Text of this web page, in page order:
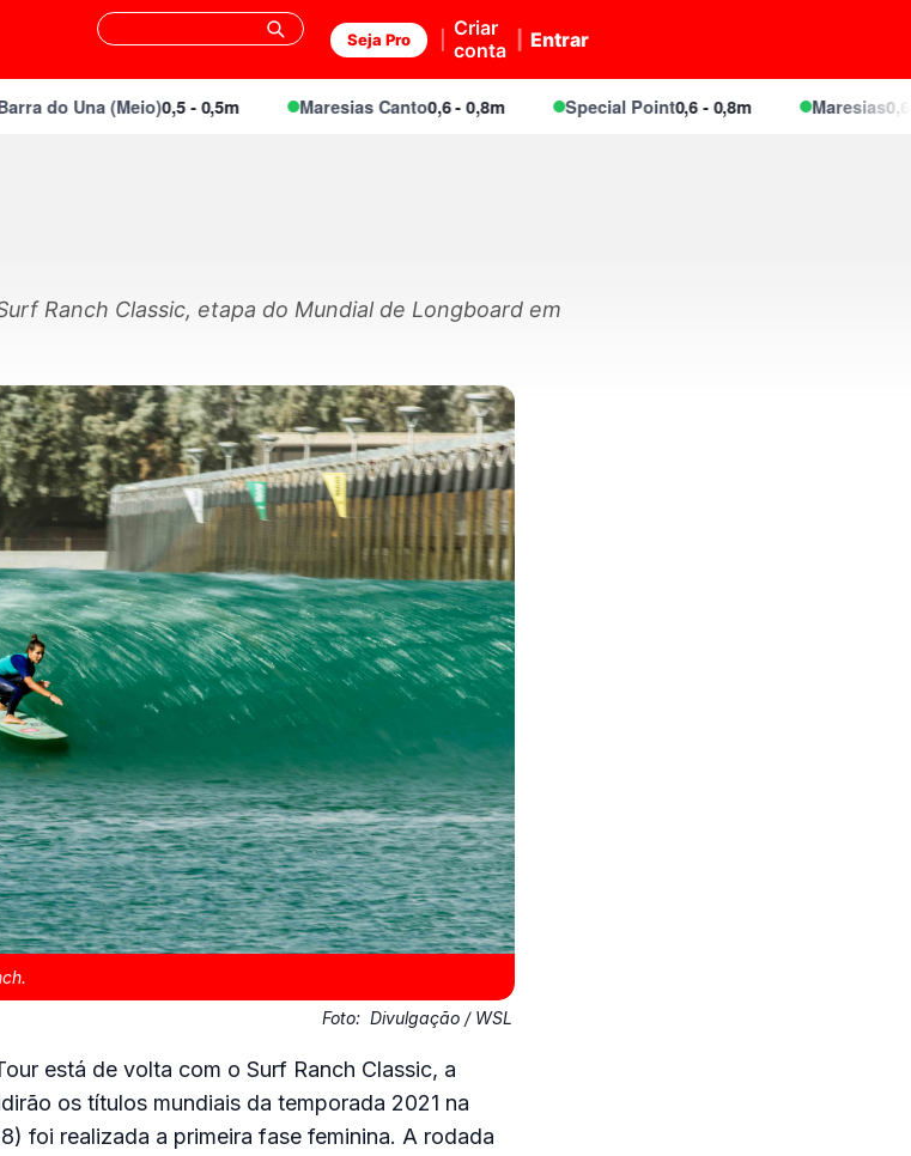
Seja Pro
Criar
conta
Entrar
Una (Meio) 0,5 - 0,5m Maresias Canto 0,6 - 0,8m Special Point0,6 - 0,8m Maresias0,6 - 0,8m
Ranch Classic, etapa do Mundial de Longboard em
Foto: Divulgação / WSL
está de volta com o Surf Ranch Classic, a
os títulos mundiais da temporada 2021 na
foi realizada a primeira fase feminina. A rodada